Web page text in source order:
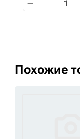
Похожие